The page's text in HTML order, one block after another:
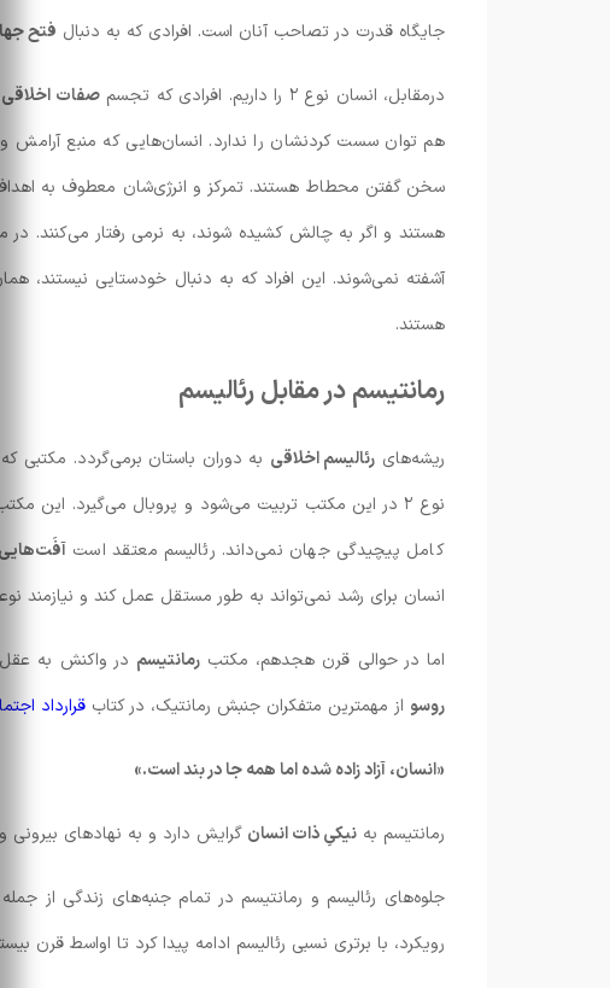
جایگاه قدرت در تصاحب آنان است. افرادی که به دنبال فتح
درمقابل، انسان نوع ۲ را داریم. افرادی که تجسم صفات اخلاقی
هم توان سست کردنشان را ندارد. انسان‌هایی که منبع آرامش
سخن‌ گفتن محطاط هستند. تمرکز و انرژی‌شان معطوف به
هستند و اگر به چالش کشیده شوند، به نرمی رفتار می‌‌کنند. در
آشفته نمی‌شوند. این افراد که به دنبال خودستایی نیستند،
هستند.
رمانتیسم در مقابل رئالیسم
ریشه‌های رئالیسم اخلاقی به دوران باستان برمی‌گردد.
نوع ۲ در این مکتب تربیت می‌شود و پروبال می‌گیرد. این
کامل پیچیدگی جهان نمی‌داند. رئالیسم معتقد است آفَت‌هایی
انسان برای رشد نمی‌تواند به طور مستقل عمل کند و نیازمند
اما در حوالی قرن هجدهم، مکتبرمانتیسم در واکنش به
روسو از مهمترین متفکران جنبش رمانتیک، در کتاب قرارداد
«انسان، آزاد زاده شده اما همه جا در بند است.»
رمانتیسم به نیکیِ ذات انسان گرایش دارد و به نهادهای بیرونی
جلوه‌های رئالیسم و رمانتیسم در تمام جنبه‌های زندگی از
رویکرد، با برتری نسبی رئالیسم ادامه پیدا کرد تا اواسط قرن